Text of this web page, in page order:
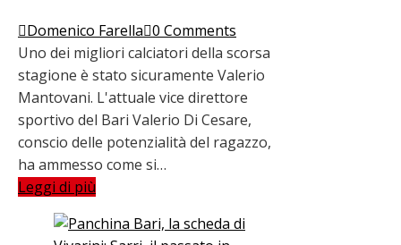
Domenico Farella 0 Comments
Uno dei migliori calciatori della scorsa
stagione è stato sicuramente Valerio
Mantovani. L'attuale vice direttore
sportivo del Bari Valerio Di Cesare,
conscio delle potenzialità del ragazzo,
ha ammesso come si…
Leggi di più